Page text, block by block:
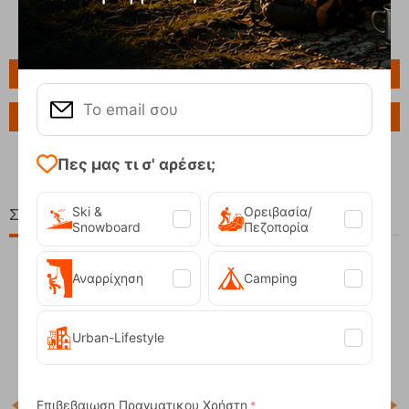
Πληροφορίες
Ερώτηση για το προϊόν
Σχετικά Προϊόντα
Πες μας τι σ' αρέσει;
Ski &
Snowboard
Ορειβασία/
Πεζοπορία
Αναρρίχηση Camping
Urban-Lifestyle
Επιβεβαιωση Πραγματικου Χρήστη